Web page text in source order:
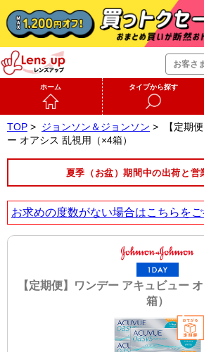
お客さ
ホーム タイプから探す
TOP > ジョンソン＆ジョンソン >
【定期
ー オアシス 乱視用（×4箱）
夏季（お盆）期間中の出荷と営
お求めの度数がない場合はこちら を
【定期便】ワンデー アキュビュー
箱）